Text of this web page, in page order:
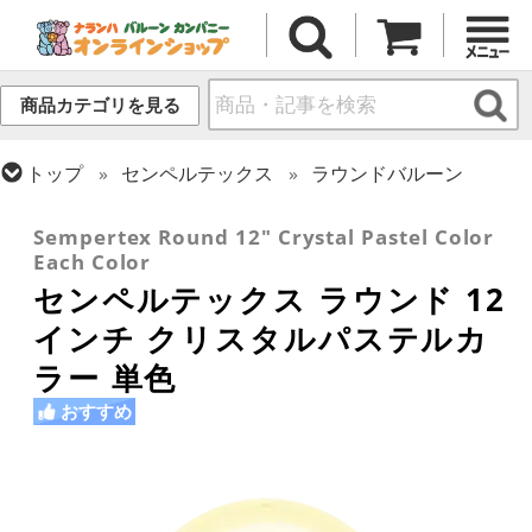
商品カテゴリを見る
トップ センペルテックス
ラウンドバルーン
Sempertex Round 12" Crystal Pastel Color
Each Color
センペルテックス ラウンド 12
インチ クリスタルパステルカ
ラー 単色
おすすめ